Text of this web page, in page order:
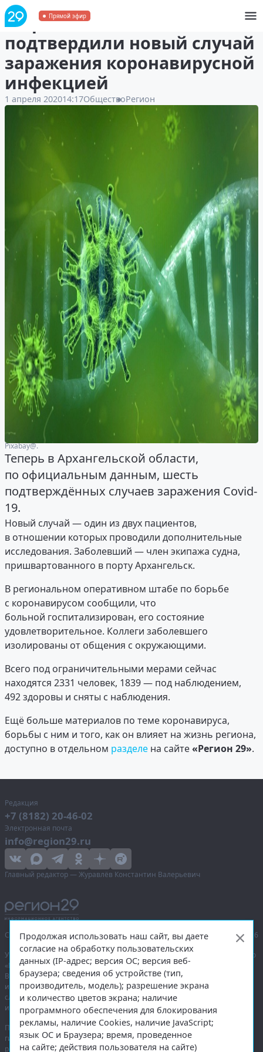
Прямой эфир
В Архангельске
подтвердили новый случай
заражения коронавирусной
инфекцией
1 апреля 202014:17ОбществоРегион
Рixabay@.
Теперь в Архангельской области,
по официальным данным, шесть
подтверждённых случаев заражения Covid-
19.
Новый случай — один из двух пациентов,
в отношении которых проводили дополнительные
исследования. Заболевший — член экипажа судна,
пришвартованного в порту Архангельск.
В региональном оперативном штабе по борьбе
с коронавирусом сообщили, что
больной госпитализирован, его состояние
удовлетворительное. Коллеги заболевшего
изолированы от общения с окружающими.
Всего под ограничительными мерами сейчас
находятся 2331 человек, 1839 — под наблюдением,
492 здоровы и сняты с наблюдения.
Ещё больше материалов по теме коронавируса,
борьбы с ним и того, как он влияет на жизнь региона,
доступно в отдельном разделе на сайте«Регион 29».
Редакция
+7 (8182) 20-46-02
Электронная почта
info@region29.ru
Главный редактор — Журавлёв Константин Валерьевич
Сетевое издание «Информационное агентство Регион 29»,
© 2016–2026
Учредитель — общество с ограниченной ответственностью «Агентство
«Правда Севера».
Выписка из реестра зарегистрированных средств массовой
информации:ЭЛ № ФС 77-74226от 09.11.2018 выдано Федеральной
службой по надзору в сфере связи, информационных технологий
и массовых коммуникаций (Роскомнадзор).
При полном или частичном использовании любых материалов
гиперссылка на region29.ruобязательна. Копирование материалов без
разрешения администрации сайта запрещено.
Продолжая использовать наш сайт, вы даете
согласие на обработку пользовательских
данных (IP-адрес; версия ОС; версия веб-
браузера; сведения об устройстве (тип,
производитель, модель); разрешение экрана
и количество цветов экрана; наличие
программного обеспечения для блокирования
рекламы, наличие Cookies, наличие JavaScript;
язык ОС и Браузера; время, проведенное
на сайте; действия пользователя на сайте)